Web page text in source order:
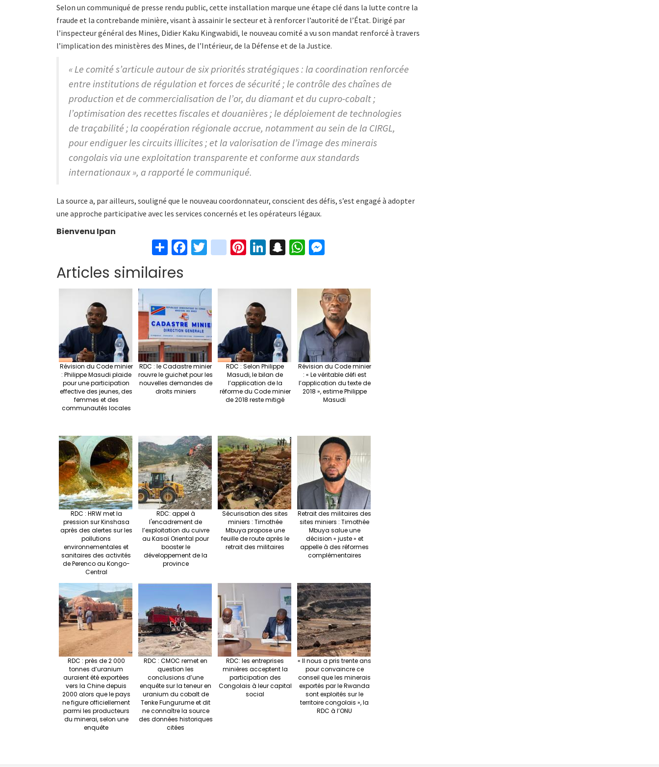
Selon un communiqué de presse rendu public, cette installation marque une étape clé dans la lutte contre la
fraude et la contrebande minière, visant à assainir le secteur et à renforcer l’autorité de l’État. Dirigé par
l’inspecteur général des Mines, Didier Kaku Kingwabidi, le nouveau comité a vu son mandat renforcé à travers
l’implication des ministères des Mines, de l’Intérieur, de la Défense et de la Justice.
« Le comité s’articule autour de six priorités stratégiques : la coordination renforcée
entre institutions de régulation et forces de sécurité ; le contrôle des chaînes de
production et de commercialisation de l’or, du diamant et du cupro-cobalt ;
l’optimisation des recettes fiscales et douanières ; le déploiement de technologies
de traçabilité ; la coopération régionale accrue, notamment au sein de la CIRGL,
pour endiguer les circuits illicites ; et la valorisation de l’image des minerais
congolais via une exploitation transparente et conforme aux standards
internationaux », a rapporté le communiqué.
La source a, par ailleurs, souligné que le nouveau coordonnateur, conscient des défis, s’est engagé à adopter
une approche participative avec les services concernés et les opérateurs légaux.
Bienvenu Ipan
S
h
ar
e
Fa
ce
o
o
k
T
wi
er
in
st
ra
Pi
nt
es
t
Li
n
dI
S
n
pc
W
h
sA
p
n
ge
r
Articles similaires
Révision du Code minier
: Philippe Masudi plaide
pour une participation
effective des jeunes, des
femmes et des
communautés locales
RDC : le Cadastre minier
rouvre le guichet pour les
nouvelles demandes de
droits miniers
RDC : Selon Philippe
Masudi, le bilan de
l’application de la
réforme du Code minier
de 2018 reste mitigé
Révision du Code minier
: « Le véritable défi est
l’application du texte de
2018 », estime Philippe
Masudi
RDC : HRW met la
pression sur Kinshasa
après des alertes sur les
pollutions
environnementales et
sanitaires des activités
de Perenco au Kongo-
Central
RDC: appel à
l'encadrement de
l’exploitation du cuivre
au Kasaï Oriental pour
booster le
développement de la
province
Sécurisation des sites
miniers : Timothée
Mbuya propose une
feuille de route après le
retrait des militaires
Retrait des militaires des
sites miniers : Timothée
Mbuya salue une
décision « juste » et
appelle à des réformes
complémentaires
RDC : près de 2 000
tonnes d’uranium
auraient été exportées
vers la Chine depuis
2000 alors que le pays
ne figure officiellement
parmi les producteurs
du minerai, selon une
enquête
RDC : CMOC remet en
question les
conclusions d’une
enquête sur la teneur en
uranium du cobalt de
Tenke Fungurume et dit
ne connaître la source
des données historiques
citées
RDC: les entreprises
minières acceptent la
participation des
Congolais à leur capital
social
« Il nous a pris trente ans
pour convaincre ce
conseil que les minerais
exportés par le Rwanda
sont exploités sur le
territoire congolais », la
RDC à l’ONU